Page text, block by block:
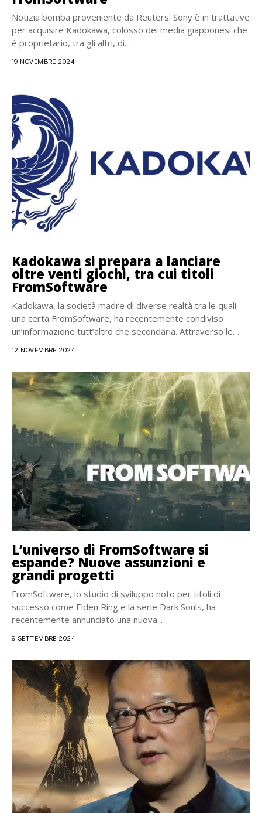
Notizia bomba proveniente da Reuters: Sony è in trattative
per acquisire Kadokawa, colosso dei media giapponesi che
è proprietario, tra gli altri, di...
19 NOVEMBRE 2024
Kadokawa si prepara a lanciare
oltre venti giochi, tra cui titoli
FromSoftware
Kadokawa, la società madre di diverse realtà tra le quali
una certa FromSoftware, ha recentemente condiviso
un’informazione tutt’altro che secondaria. Attraverso le
12 NOVEMBRE 2024
L’universo di FromSoftware si
espande? Nuove assunzioni e
grandi progetti
FromSoftware, lo studio di sviluppo noto per titoli di
successo come Elden Ring e la serie Dark Souls, ha
recentemente annunciato una nuova...
9 SETTEMBRE 2024